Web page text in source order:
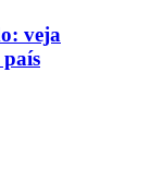
veja